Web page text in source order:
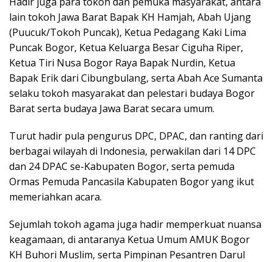
lain tokoh Jawa Barat Bapak KH Hamjah, Abah Ujang
(Puucuk/Tokoh Puncak), Ketua Pedagang Kaki Lima
Puncak Bogor, Ketua Keluarga Besar Ciguha Riper,
Ketua Tiri Nusa Bogor Raya Bapak Nurdin, Ketua
Bapak Erik dari Cibungbulang, serta Abah Ace Sumanta
selaku tokoh masyarakat dan pelestari budaya Bogor
Barat serta budaya Jawa Barat secara umum.
Turut hadir pula pengurus DPC, DPAC, dan ranting dari
berbagai wilayah di Indonesia, perwakilan dari 14 DPC
dan 24 DPAC se-Kabupaten Bogor, serta pemuda
Ormas Pemuda Pancasila Kabupaten Bogor yang ikut
memeriahkan acara.
Sejumlah tokoh agama juga hadir memperkuat nuansa
keagamaan, di antaranya Ketua Umum AMUK Bogor
KH Buhori Muslim, serta Pimpinan Pesantren Darul